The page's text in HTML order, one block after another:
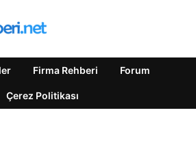
Firma Rehberi Forum
Çerez Politikası